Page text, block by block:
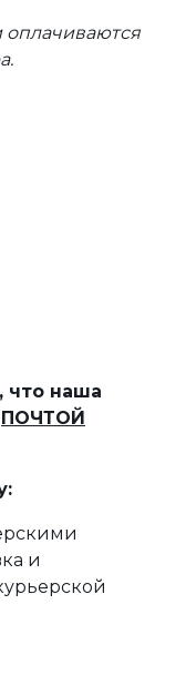
оплачиваются
, что наша
ПОЧТОЙ
и